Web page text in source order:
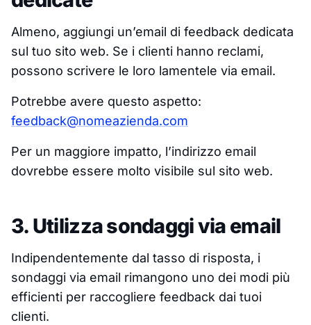
Almeno, aggiungi un’email di feedback dedicata
sul tuo sito web. Se i clienti hanno reclami,
possono scrivere le loro lamentele via email.
Potrebbe avere questo aspetto:
feedback@nomeazienda.com
Per un maggiore impatto, l’indirizzo email
dovrebbe essere molto visibile sul sito web.
3. Utilizza sondaggi via email
Indipendentemente dal tasso di risposta, i
sondaggi via email rimangono uno dei modi più
efficienti per raccogliere feedback dai tuoi
clienti.